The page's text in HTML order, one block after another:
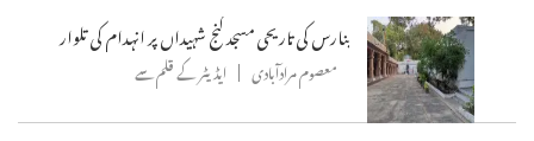
بنارس کی تاریحی مسجد گنج شہیداں پر انہدام کی تلوار
معصوم مرادآبادی ایڈیٹر کے قلم سے